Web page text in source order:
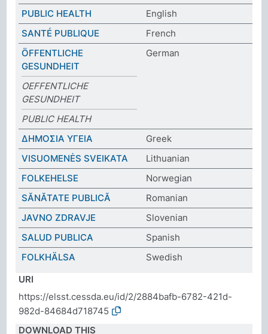
PUBLIC HEALTH
English
SANTÉ PUBLIQUE
French
ÖFFENTLICHE
GESUNDHEIT
German
OEFFENTLICHE
GESUNDHEIT
PUBLIC HEALTH
ΔΗΜΟΣΙΑ ΥΓΕΙΑ
Greek
VISUOMENĖS SVEIKATA
Lithuanian
FOLKEHELSE
Norwegian
SĂNĂTATE PUBLICĂ
Romanian
JAVNO ZDRAVJE
Slovenian
SALUD PUBLICA
Spanish
FOLKHÄLSA
Swedish
URI
https://elsst.cessda.eu/id/2/2884bafb-6782-421d-
982d-84684d718745
DOWNLOAD THIS